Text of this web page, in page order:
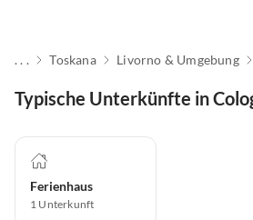
. . . Toskana Livorno & Umgebung
Typische Unterkünfte in
Ferienhaus
1 Unterkunft